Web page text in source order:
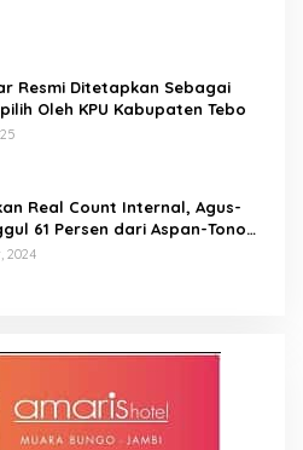
Resmi Ditetapkan Sebagai
Oleh KPU Kabupaten Tebo
Real Count Internal, Agus-
61 Persen dari Aspan-Tono
2024